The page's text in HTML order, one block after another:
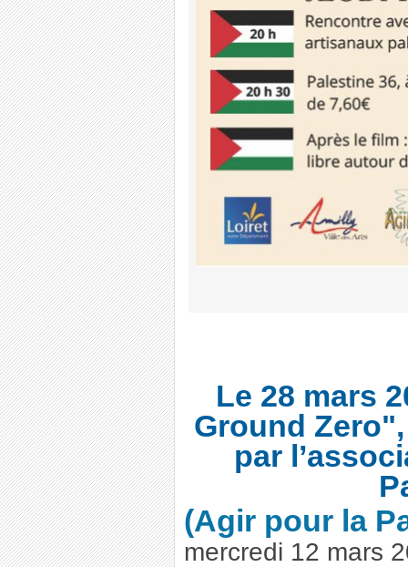
Le 28 mars
Ground
par
(Agir pour la
mercredi 12 mars